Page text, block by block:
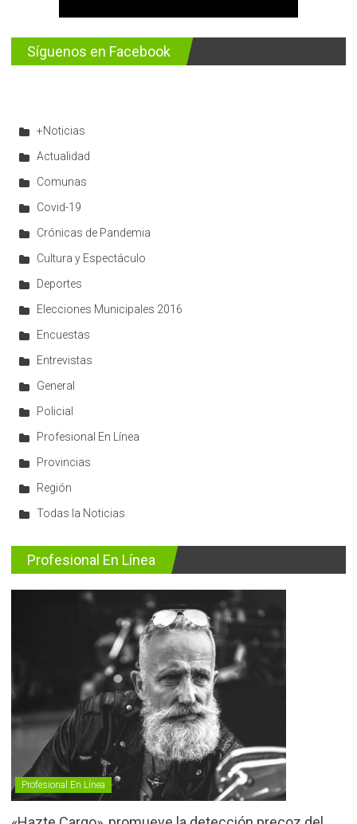
Síguenos en Facebook
+Noticias
Actualidad
Comunas
Covid-19
Crónicas de Pandemia
Cultura y Espectáculo
Deportes
Elecciones Municipales 2016
Encuestas
Entrevistas
General
Policial
Profesional En Línea
Provincias
Región
Todas la Noticias
Profesional En Línea
Profesional En Línea